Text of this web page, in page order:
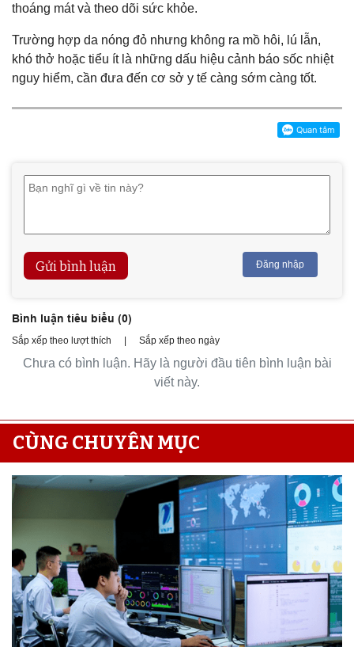
thoáng mát và theo dõi sức khỏe.
Trường hợp da nóng đỏ nhưng không ra mồ hôi, lú lẫn,
khó thở hoặc tiểu ít là những dấu hiệu cảnh báo sốc nhiệt
nguy hiểm, cần đưa đến cơ sở y tế càng sớm càng tốt.
Gửi bình luận Đăng nhập
Bình luận tiêu biểu (0)
Sắp xếp theo lượt thích Sắp xếp theo ngày
Chưa có bình luận. Hãy là người đầu tiên bình luận bài
viết này.
CÙNG CHUYÊN MỤC